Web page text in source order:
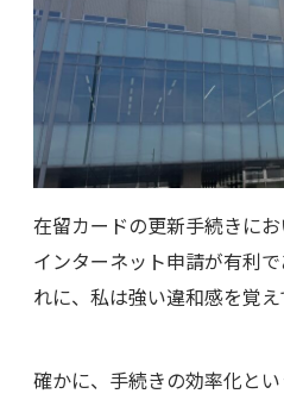
在留カードの更新手続きにお
インターネット申請が有利
れに、私は強い違和感を覚え
確かに、手続きの効率化と